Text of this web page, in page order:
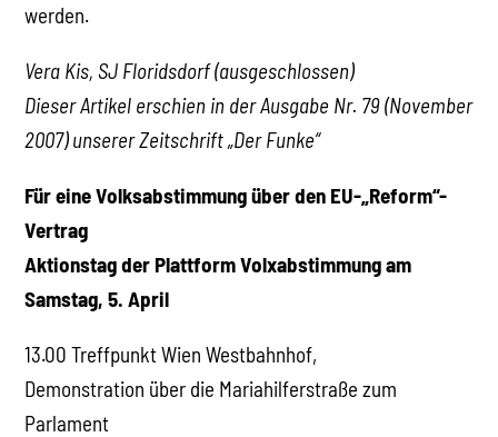
werden.
Vera Kis, SJ Floridsdorf (ausgeschlossen)
Dieser Artikel erschien in der Ausgabe Nr. 79 (November
2007) unserer Zeitschrift „Der Funke“
Für eine Volksabstimmung über den EU-„Reform“-
Vertrag
Aktionstag der Plattform Volxabstimmung am
Samstag, 5. April
13.00 Treffpunkt Wien Westbahnhof,
Demonstration über die Mariahilferstraße zum
Parlament